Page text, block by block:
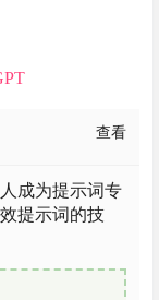
查看
成为提示词专
提示词的技